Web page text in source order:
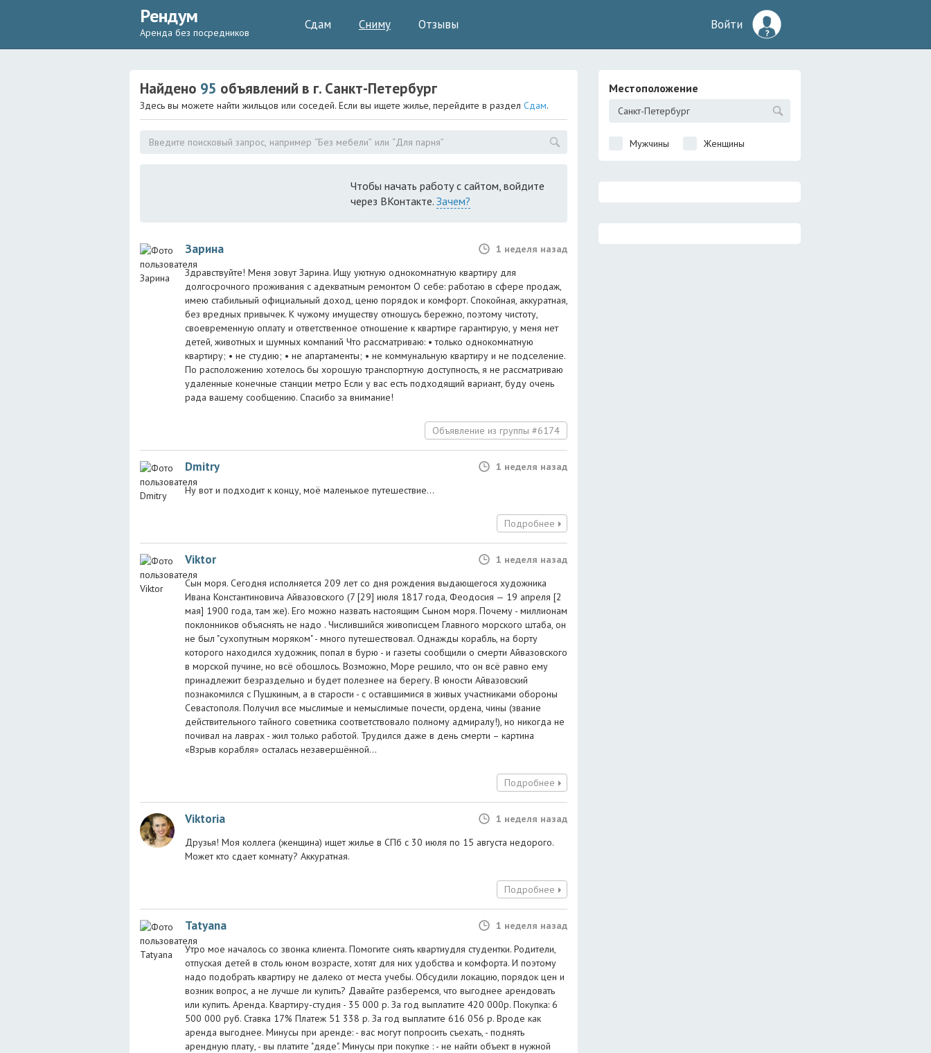
Рендум
Аренда без посредников
Сдам Сниму Отзывы Войти
Найдено 95 объявлений в г. Санкт-Петербург
Здесь вы можете найти жильцов или соседей. Если вы ищете жилье, перейдите в раздел Сдам.
Чтобы начать работу с сайтом, войдите
через ВКонтакте. Зачем?
Зарина
1 неделя назад
Здравствуйте! Меня зовут Зарина. Ищу уютную однокомнатную квартиру для
долгосрочного проживания с адекватным ремонтом О себе: работаю в сфере продаж,
имею стабильный официальный доход, ценю порядок и комфорт. Спокойная, аккуратная,
без вредных привычек. К чужому имуществу отношусь бережно, поэтому чистоту,
своевременную оплату и ответственное отношение к квартире гарантирую, у меня нет
детей, животных и шумных компаний Что рассматриваю: • только однокомнатную
квартиру; • не студию; • не апартаменты; • не коммунальную квартиру и не подселение.
По расположению хотелось бы хорошую транспортную доступность, я не рассматриваю
удаленные конечные станции метро Если у вас есть подходящий вариант, буду очень
рада вашему сообщению. Спасибо за внимание!
Объявление из группы #6174
Dmitry
1 неделя назад
Ну вот и подходит к концу, моё маленькое путешествие...
Подробнее
Viktor
1 неделя назад
Сын моря. Сегодня исполняется 209 лет со дня рождения выдающегося художника
Ивана Константиновича Айвазовского (7 [29] июля 1817 года, Феодосия — 19 апреля [2
мая] 1900 года, там же). Его можно назвать настоящим Сыном моря. Почему - миллионам
поклонников объяснять не надо . Числившийся живописцем Главного морского штаба, он
не был "сухопутным моряком" - много путешествовал. Однажды корабль, на борту
которого находился художник, попал в бурю - и газеты сообщили о смерти Айвазовского
в морской пучине, но всё обошлось. Возможно, Море решило, что он всё равно ему
принадлежит безраздельно и будет полезнее на берегу. В юности Айвазовский
познакомился с Пушкиным, а в старости - с оставшимися в живых участниками обороны
Севастополя. Получил все мыслимые и немыслимые почести, ордена, чины (звание
действительного тайного советника соответствовало полному адмиралу!), но никогда не
почивал на лаврах - жил только работой. Трудился даже в день смерти – картина
«Взрыв корабля» осталась незавершённой...
Подробнее
Viktoria
1 неделя назад
Друзья! Моя коллега (женщина) ищет жилье в СПб с 30 июля по 15 августа недорого.
Может кто сдает комнату? Аккуратная.
Подробнее
Tatyana
1 неделя назад
Утро мое началось со звонка клиента. Помогите снять квартиудля студентки. Родители,
отпуская детей в столь юном возрасте, хотят для них удобства и комфорта. И поэтому
надо подобрать квартиру не далеко от места учебы. Обсудили локацию, порядок цен и
возник вопрос, а не лучше ли купить? Давайте разберемся, что выгоднее арендовать
или купить. Аренда. Квартиру-студия - 35 000 р. За год выплатите 420 000р. Покупка: 6
500 000 руб. Ставка 17% Платеж 51 338 р. За год выплатите 616 056 р. Вроде как
аренда выгоднее. Минусы при аренде: - вас могут попросить съехать, - поднять
арендную плату, - вы платите "дяде". Минусы при покупке : - не найти объект в нужной
Местоположение
Мужчины Женщины